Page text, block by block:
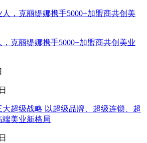
克丽缇娜携手5000+加盟商共创美业
超级战略 以超级品牌、超级连锁、超
美业新格局